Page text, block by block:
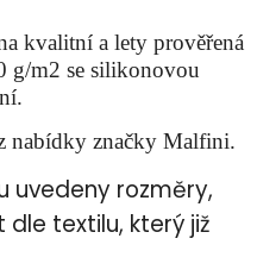
kvalitní a lety prověřená
g/m2 se silikonovou
nabídky značky Malfini.
uvedeny rozměry,
textilu, který již